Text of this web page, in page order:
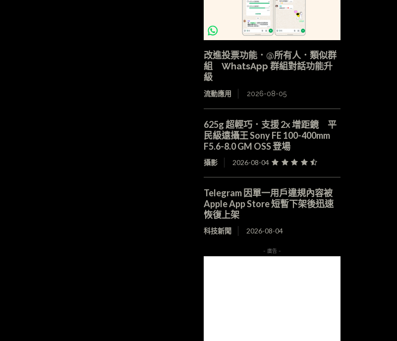
改進投票功能．@所有人．類似群
組 WhatsApp 群組對話功能升
級
流動應用 2026-08-05
625g 超輕巧．支援 2x 增距鏡 平
民級遠攝王 Sony FE 100-400mm
F5.6-8.0 GM OSS 登場
攝影 2026-08-04
Telegram 因單一用戶違規內容被
Apple App Store 短暫下架後迅速
恢復上架
科技新聞 2026-08-04
- 廣告 -